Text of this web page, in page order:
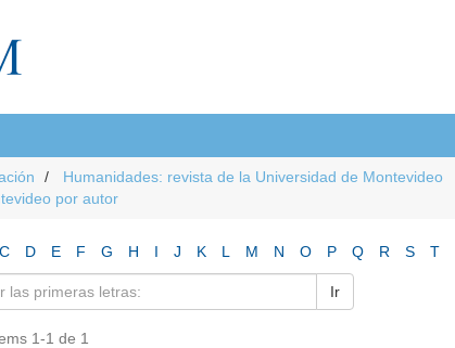
Humanidades: revista de la Universidad de Montevideo
por autor
C D E F G H I J K L M N O P Q R S T
Ir
1-1 de 1